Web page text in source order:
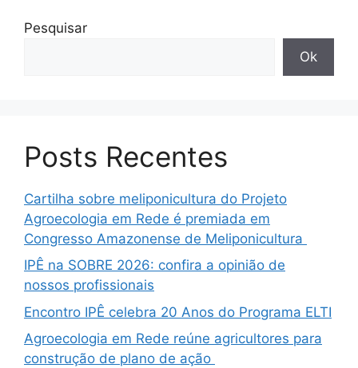
Pesquisar
Ok
Posts Recentes
Cartilha sobre meliponicultura do Projeto
Agroecologia em Rede é premiada em
Congresso Amazonense de Meliponicultura
IPÊ na SOBRE 2026: confira a opinião de
nossos profissionais
Encontro IPÊ celebra 20 Anos do Programa ELTI
Agroecologia em Rede reúne agricultores para
construção de plano de ação